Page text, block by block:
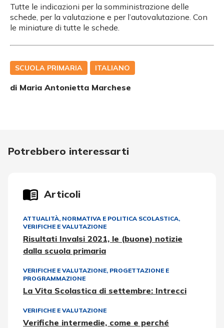
Tutte le indicazioni per la somministrazione delle
schede, per la valutazione e per l’autovalutazione. Con
le miniature di tutte le schede.
SCUOLA PRIMARIA ITALIANO
di Maria Antonietta Marchese
Potrebbero interessarti
Articoli
ATTUALITÀ, NORMATIVA E POLITICA SCOLASTICA,
VERIFICHE E VALUTAZIONE
Risultati Invalsi 2021, le (buone) notizie
dalla scuola primaria
VERIFICHE E VALUTAZIONE, PROGETTAZIONE E
PROGRAMMAZIONE
La Vita Scolastica di settembre: Intrecci
VERIFICHE E VALUTAZIONE
Verifiche intermedie, come e perché